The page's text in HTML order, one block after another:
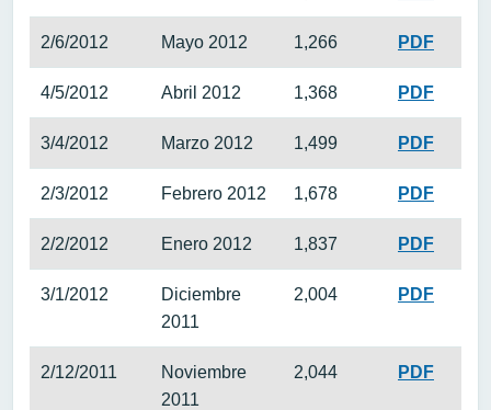
2/6/2012 Mayo 2012 1,266 PDF
4/5/2012 Abril 2012 1,368 PDF
3/4/2012 Marzo 2012 1,499 PDF
2/3/2012 Febrero 2012 1,678 PDF
2/2/2012 Enero 2012 1,837 PDF
3/1/2012
Diciembre
2011
2,004 PDF
2/12/2011
Noviembre
2011
2,044 PDF